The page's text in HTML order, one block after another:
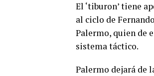
El ‘tiburon’ tiene
al ciclo de
Palermo, quien de
sistema táctico.
Palermo dejará de